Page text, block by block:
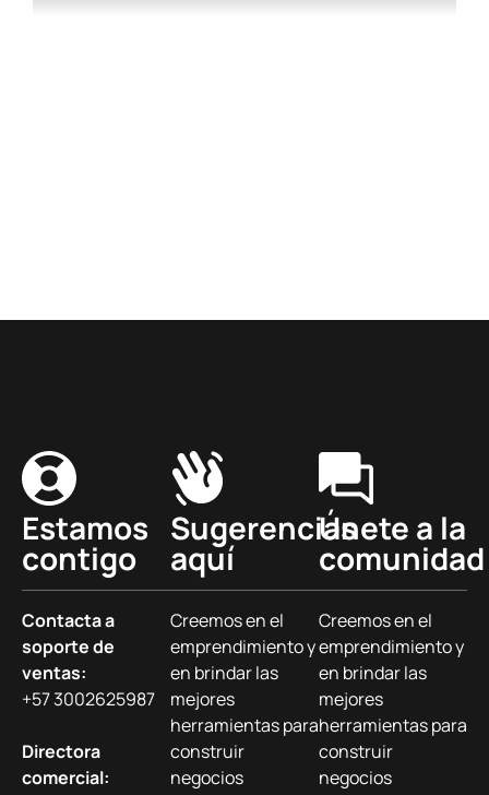
Estamos
contigo
Contacta a
soporte de
ventas:
+57 3002625987
Directora
comercial:
Sugerencias
aquí
Creemos en el
emprendimiento y
en brindar las
mejores
herramientas para
construir
negocios
Únete a la
comunidad
Creemos en el
emprendimiento y
en brindar las
mejores
herramientas para
construir
negocios